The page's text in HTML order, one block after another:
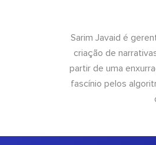
Sarim Javaid é
criação de
partir de uma
fascínio pelos